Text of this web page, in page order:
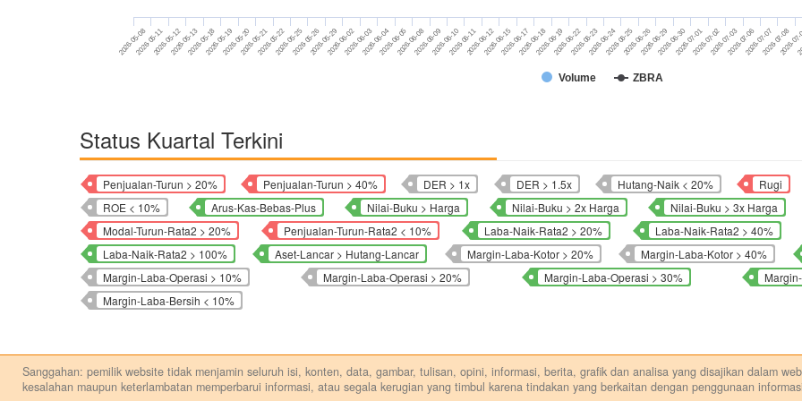
Volume ZBRA
2026-05-082026-05-112026-05-122026-05-132026-05-182026-05-192026-05-202026-05-212026-05-222026-05-252026-05-262026-05-292026-06-022026-06-032026-06-042026-06-052026-06-082026-06-092026-06-102026-06-112026-06-122026-06-152026-06-172026-06-182026-06-192026-06-222026-06-232026-06-242026-06-252026-06-262026-06-292026-06-302026-07-012026-07-022026-07-032026-07-062026-07-072026-07-08
2026-
Status Kuartal Terkini
Penjualan-Turun > 20% Penjualan-Turun > 40% DER > 1x DER > 1.5x Hutang-Naik < 20% Rugi
ROE < 10%
Arus-Kas-Bebas-Plus Nilai-Buku > Harga Nilai-Buku > 2x Harga Nilai-Buku > 3x Harga
Modal-Turun-Rata2 > 20%
Penjualan-Turun-Rata2 < 10% Laba-Naik-Rata2 > 20% Laba-Naik-Rata2 > 40%
Laba-Naik-Rata2 > 100%
Aset-Lancar > Hutang-Lancar Margin-Laba-Kotor > 20% Margin-Laba-Kotor > 40%
Margin-Laba-Operasi > 10%
Margin-Laba-Operasi > 20% Margin-Laba-Operasi > 30%
Margin-Laba-Bersih < 10%
Sanggahan: pemilik website tidak menjamin seluruh isi, konten, data, gambar, tulisan, opini, informasi, berita, grafik dan analisa yang disajikan dalam
kesalahan maupun keterlambatan memperbarui informasi, atau segala kerugian yang timbul karena tindakan yang berkaitan dengan penggunaan